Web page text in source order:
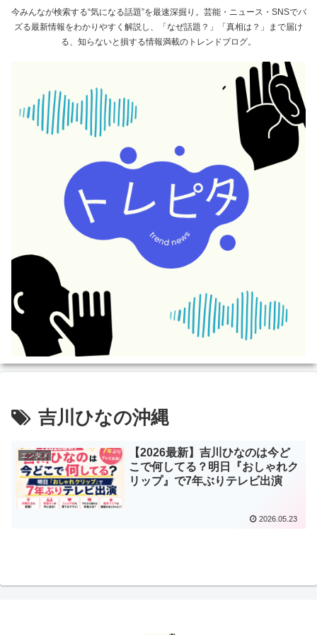
今みんなが検索する“気になる話題”を最速深掘り。芸能・ニュース・SNSでバ
ズる最新情報をわかりやすく解説し、「なぜ話題？」「真相は？」まで届け
る、知らないと損する情報満載のトレンドブログ。
吉川ひなの沖縄
エンタメ
【2026最新】吉川ひなのは今ど
こで何してる？明日『おしゃれク
リップ』で7年ぶりテレビ出演
2026.05.23